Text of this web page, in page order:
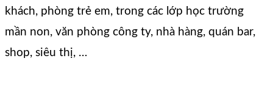
khách, phòng trẻ em, trong các lớp học trường
mần non, văn phòng công ty, nhà hàng, quán bar,
shop, siêu thị, …